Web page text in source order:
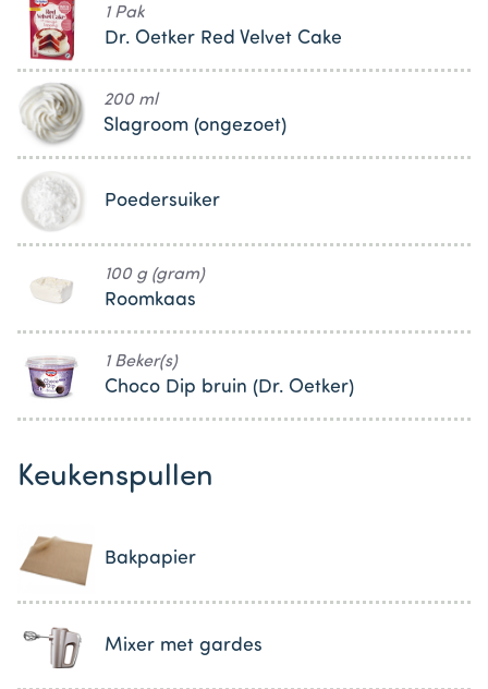
1 Pak
Dr. Oetker Red Velvet Cake
200 ml
Slagroom (ongezoet)
Poedersuiker
100 g (gram)
Roomkaas
1 Beker(s)
Choco Dip bruin (Dr. Oetker)
Keukenspullen
Bakpapier
Mixer met gardes